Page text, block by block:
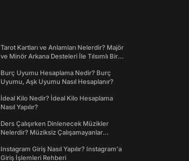
Tarot Kartları ve Anlamları Nelerdir? Majör
ve Minör Arkana Desteleri İle Tılsımlı Bir
Burç Uyumu Hesaplama Nedir? Burç
Uyumu, Aşk Uyumu Nasıl Hesaplanır?
İdeal Kilo Nedir? İdeal Kilo Hesaplama
Nasıl Yapılır?
Ders Çalışırken Dinlenecek Müzikler
Nelerdir? Müziksiz Çalışamayanlar
Instagram Giriş Nasıl Yapılır? Instagram'a
Giriş İşlemleri Rehberi